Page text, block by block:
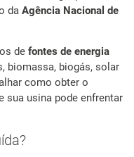
da Agência Nacional de
de fontes de energia
biomassa, biogás, solar
como obter o
sua usina pode enfrentar